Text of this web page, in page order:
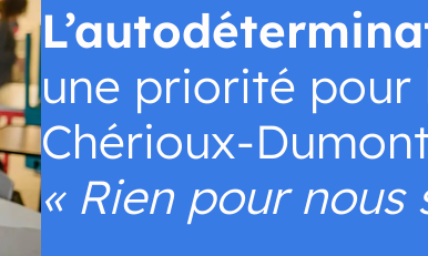
une priorité pour
Chérioux-
« Rien pour nous